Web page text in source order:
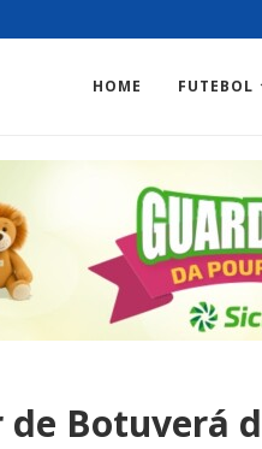
HOME FUTEBOL
de Botuverá